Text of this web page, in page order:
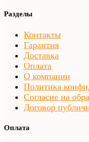
Разделы
Контакты
Гарантия
Доставка
Оплата
О компании
Политика
Согласие на
Договор
Оплата